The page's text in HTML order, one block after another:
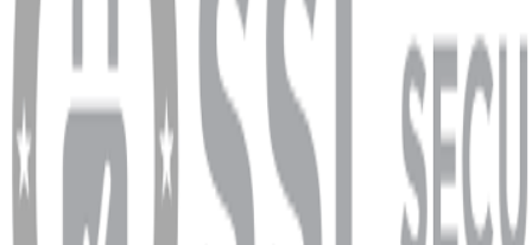
info@dukkanhifi.com 0850 441 40 44
Çalışma Saatleri: Pazartesi - Cuma 09:30 - 19:30, Cumartesi 10:00 - 18:00